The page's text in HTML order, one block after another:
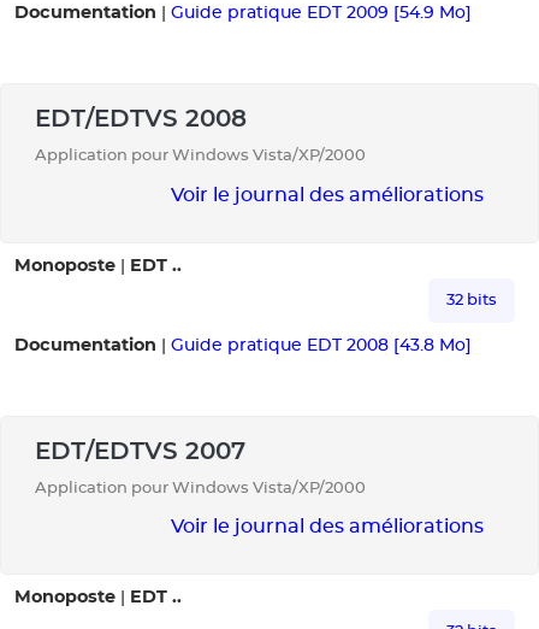
Documentation Guide pratique EDT 2009 [54.9 Mo]
EDT/EDTVS 2008
Application pour Windows Vista/XP/2000
Voir le journal des améliorations
Monoposte | EDT ..
32 bits
Documentation | Guide pratique EDT 2008 [43.8 Mo]
EDT/EDTVS 2007
Application pour Windows Vista/XP/2000
Voir le journal des améliorations
Monoposte EDT ..